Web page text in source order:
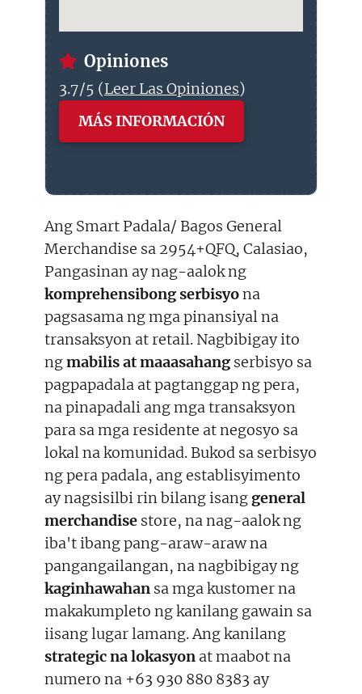
Opiniones
3.7/5 (Leer Las Opiniones)
MÁS INFORMACIÓN
Ang Smart Padala/ Bagos General
Merchandise sa 2954+QFQ, Calasiao,
Pangasinan ay nag-aalok ng
komprehensibong serbisyona
pagsasama ng mga pinansiyal na
transaksyon at retail. Nagbibigay ito
ngmabilis at maaasahang serbisyo sa
pagpapadala at pagtanggap ng pera,
na pinapadali ang mga transaksyon
para sa mga residente at negosyo sa
lokal na komunidad. Bukod sa serbisyo
ng pera padala, ang establisyimento
ay nagsisilbi rin bilang isang general
merchandise store, na nag-aalok ng
iba't ibang pang-araw-araw na
pangangailangan, na nagbibigay ng
kaginhawahan sa mga kustomer na
makakumpleto ng kanilang gawain sa
iisang lugar lamang. Ang kanilang
strategic na lokasyon at maabot na
numero na +63 930 880 8383 ay